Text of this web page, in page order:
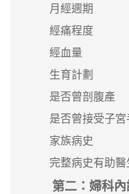
月經週期
經痛程度
經血量
生育計劃
是否曾剖腹產
是否曾接受子宮
家族病史
完整病史有助醫
第二：婦科內